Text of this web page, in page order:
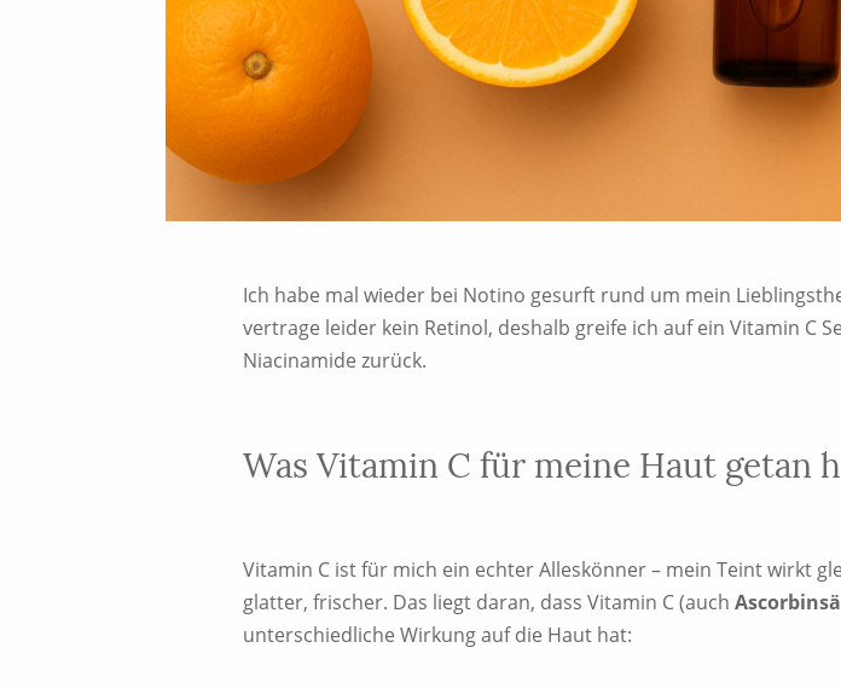
Ich habe mal wieder bei Notino gesurft rund um mein
vertrage leider kein Retinol, deshalb greife ich auf ein Vitamin C
Niacinamide zurück.
Was Vitamin C für meine Haut getan
Vitamin C ist für mich ein echter Alleskönner – mein Teint wirkt
glatter, frischer. Das liegt daran, dass Vitamin C (auch
unterschiedliche Wirkung auf die Haut hat: